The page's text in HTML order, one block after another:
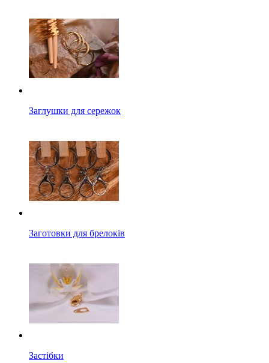
Заглушки для сережок
Заготовки для брелоків
Застібки